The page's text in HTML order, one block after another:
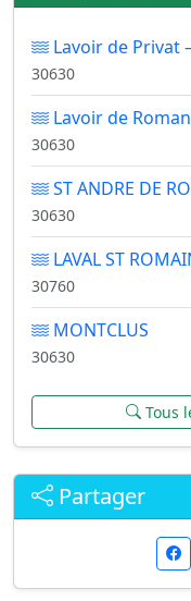
Lavoir de Privat
30630
Lavoir de
30630
ST ANDRE DE
30630
LAVAL ST
30760
MONTCLUS
30630
Tous
Partager